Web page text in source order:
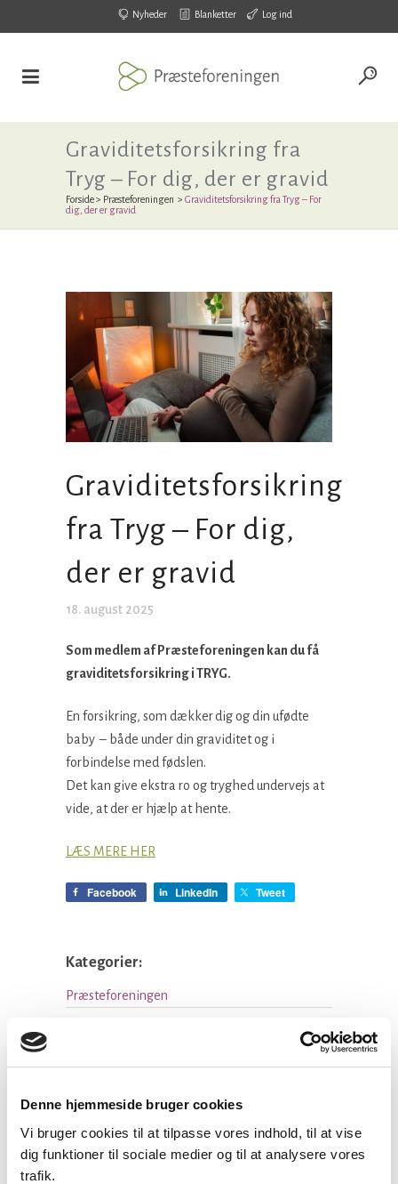
Denne hjemmeside bruger cookies
Vi bruger cookies til at tilpasse vores indhold, til at vise
dig funktioner til sociale medier og til at analysere vores
trafik.
Nyheder Blanketter Log ind
Graviditetsforsikring fra
Tryg – For dig, der er gravid
Forside> Præsteforeningen > Graviditetsforsikring fra Tryg – For
dig, der er gravid
Graviditetsforsikring
fra Tryg – For dig,
der er gravid
18. august 2025
Som medlem af Præsteforeningen kan du få
graviditetsforsikring i TRYG.
En forsikring, som dækker dig og din ufødte
baby – både under din graviditet og i
forbindelse med fødslen.
Det kan give ekstra ro og tryghed undervejs at
vide, at der er hjælp at hente.
LÆS MERE HER
Facebook LinkedIn Tweet
Kategorier:
Præsteforeningen
Konsulent i
Præsteforeningen